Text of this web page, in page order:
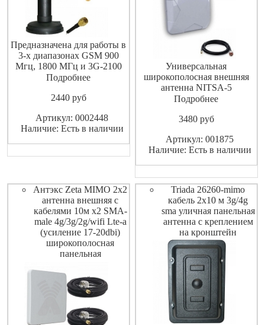
Предназначена для работы в
3-х диапазонах GSM 900
Мгц, 1800 МГц и 3G-2100
МГц. Высокое усиление 10
Подробнее
2440pуб
Артикул: 0002448
Наличие: Есть в наличии
Универсальная
широкополосная внешняя
антенна NITSA-5
предназначена для
сотовыми телефонами,
LTE800/GSM900/GSM1800/
3G/WIFI/LTE2600. Усиление
Подробнее
3480pуб
Артикул: 001875
Наличие: Есть в наличии
Антэкс Zeta MIMO 2x2
антенна внешняя с
кабелями 10м х2 SMA-
male 4g/3g/2g/wifi Lte-a
(усиление 17-20dbi)
широкополосная
панельная
Triada 26260-mimo
кабель 2х10 м 3g/4g
sma уличная панельная
антенна с креплением
на кронштейн